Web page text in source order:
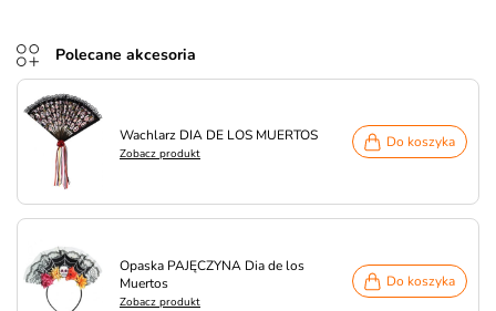
Polecane akcesoria
Wachlarz DIA DE LOS MUERTOS
Zobacz produkt
Do koszyka
Opaska PAJĘCZYNA Dia de los
Muertos
Zobacz produkt
Do koszyka